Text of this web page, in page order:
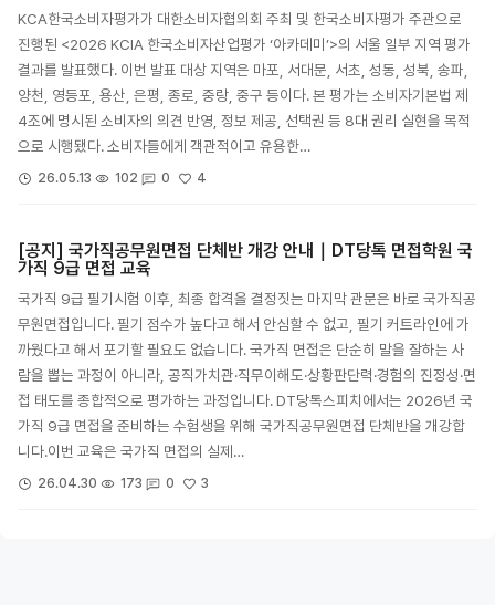
KCA한국소비자평가가 대한소비자협의회 주최 및 한국소비자평가 주관으로
진행된 <2026 KCIA 한국소비자산업평가 ‘아카데미’>의 서울 일부 지역 평가
결과를 발표했다. 이번 발표 대상 지역은 마포, 서대문, 서초, 성동, 성북, 송파,
양천, 영등포, 용산, 은평, 종로, 중랑, 중구 등이다. 본 평가는 소비자기본법 제
4조에 명시된 소비자의 의견 반영, 정보 제공, 선택권 등 8대 권리 실현을 목적
으로 시행됐다. 소비자들에게 객관적이고 유용한…
26.05.13 102 0 4
[공지] 국가직공무원면접 단체반 개강 안내｜DT당톡 면접학원 국
가직 9급 면접 교육
국가직 9급 필기시험 이후, 최종 합격을 결정짓는 마지막 관문은 바로 국가직공
무원면접입니다. 필기 점수가 높다고 해서 안심할 수 없고, 필기 커트라인에 가
까웠다고 해서 포기할 필요도 없습니다. 국가직 면접은 단순히 말을 잘하는 사
람을 뽑는 과정이 아니라, 공직가치관·직무이해도·상황판단력·경험의 진정성·면
접 태도를 종합적으로 평가하는 과정입니다. DT당톡스피치에서는 2026년 국
가직 9급 면접을 준비하는 수험생을 위해 국가직공무원면접 단체반을 개강합
니다.이번 교육은 국가직 면접의 실제…
26.04.30 173 0 3